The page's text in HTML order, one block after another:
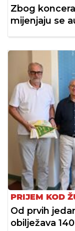
Zbog
mijenjaju se
PRIJEM KOD
Od prvih
obilježava